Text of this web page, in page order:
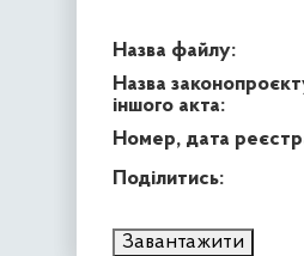
Назва файлу:
Назва
іншого акта:
Номер, дата
Поділитись:
Завантажити